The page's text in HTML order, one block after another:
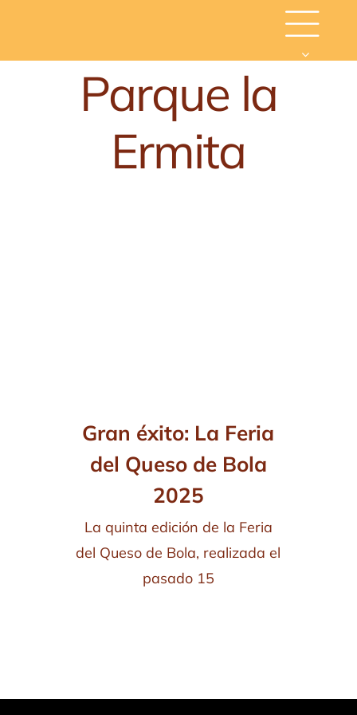
content
Parque la
Ermita
Gran éxito: La Feria
del Queso de Bola
2025
La quinta edición de la Feria
del Queso de Bola, realizada el
pasado 15